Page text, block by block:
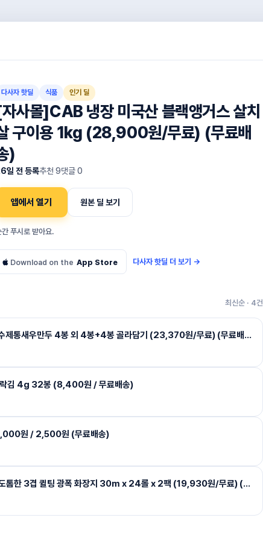
다사자 핫딜 식품 인기 딜
사몰]CAB 냉장 미국산 블랙앵거스 살치
구이용 1kg (28,900원/무료) (무료배
)
일 전 등록추천 9댓글0
앱에서 열기 원본 딜 보기
푸시로 받아요.
Download on the App Store 다사자 핫딜 더 보기 →
최신순 · 4건
[오늘의집]오뚜기 XO 수제통새우만두 4봉 외 4봉+4봉 골라담기 (23,370원/무료) (무료배송)
락김 4g 32봉 (8,400원 / 무료배송)
원 / 2,500원 (무료배송)
[오늘의집]잘풀리는집 도톰한 3겹 퀼팅 광폭 화장지 30m x 24롤 x 2팩 (19,930원/무료) (무료배송)